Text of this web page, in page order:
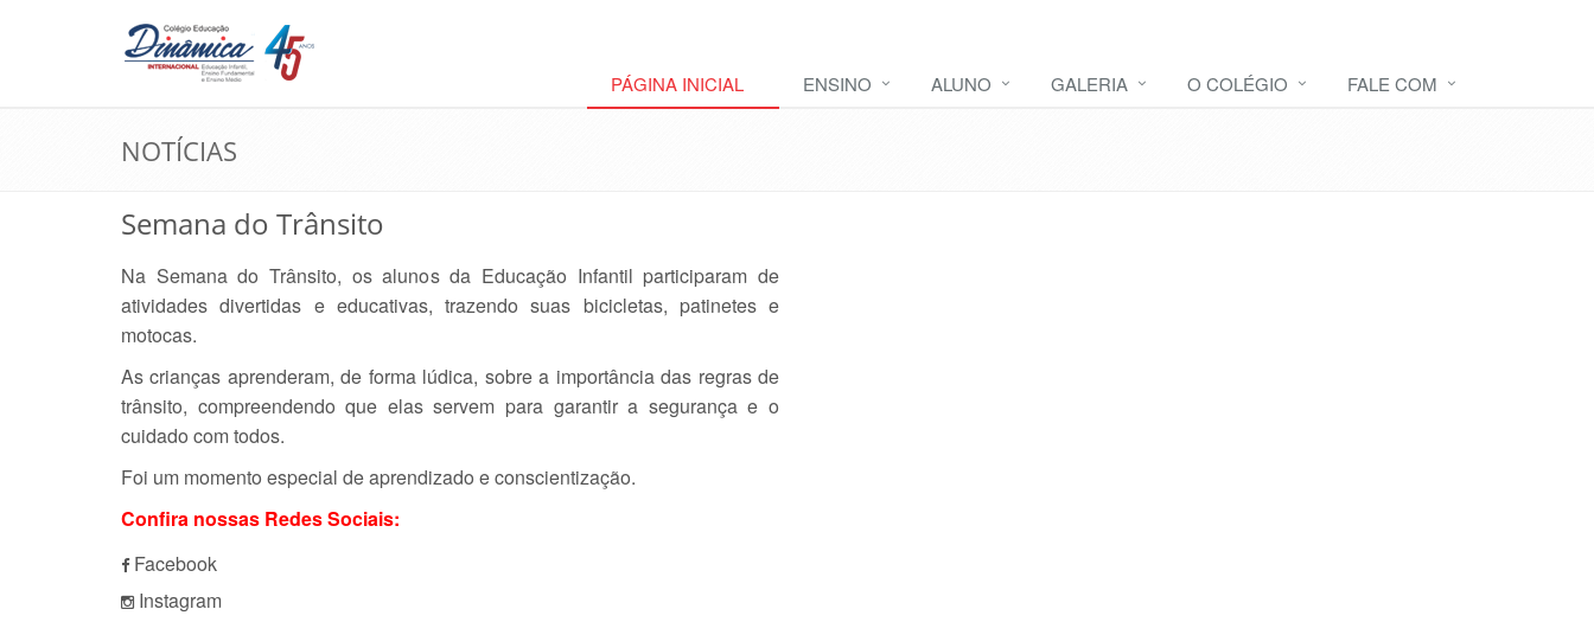
PÁGINA INICIAL ENSINO ALUNO GALERIA O COLÉGIO FALE COM
NOTÍCIAS
Semana do Trânsito
Na Semana do Trânsito, os alunos da Educação Infantil participaram de
atividades divertidas e educativas, trazendo suas bicicletas, patinetes e
motocas.
As crianças aprenderam, de forma lúdica, sobre a importância das regras de
trânsito, compreendendo que elas servem para garantir a segurança e o
cuidado com todos.
Foi um momento especial de aprendizado e conscientização.
Confira nossas Redes Sociais:
Facebook
Instagram